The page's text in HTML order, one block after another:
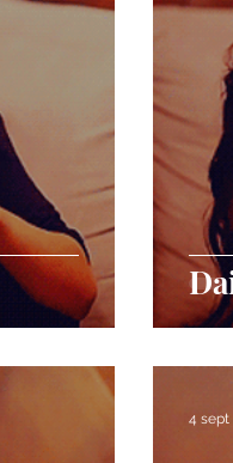
4 sept